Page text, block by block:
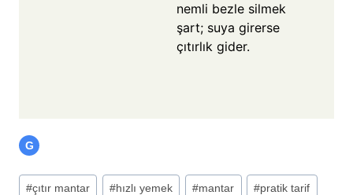
nemli bezle silmek
şart; suya girerse
çıtırlık gider.
G
#çıtır mantar #hızlı yemek #mantar #pratik tarif